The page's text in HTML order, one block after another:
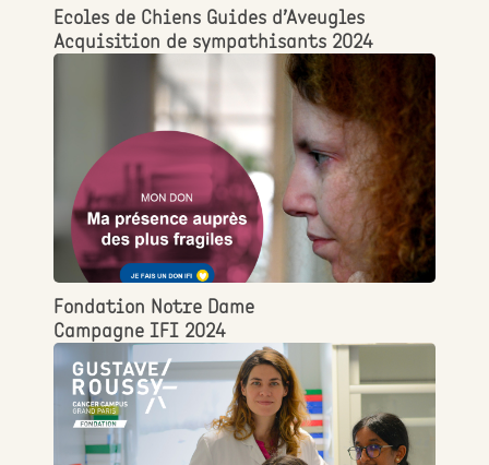
Ecoles de Chiens Guides d’Aveugles
Acquisition de sympathisants 2024
Fondation Notre Dame
Campagne IFI 2024